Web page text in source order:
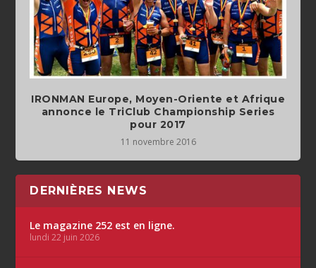
IRONMAN Europe, Moyen-Oriente et Afrique
annonce le TriClub Championship Series
pour 2017
11 novembre 2016
DERNIÈRES NEWS
Le magazine 252 est en ligne.
lundi 22 juin 2026